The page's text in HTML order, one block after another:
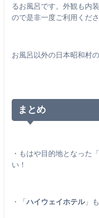
るお風呂です。外観も内
ので是非一度ご利用くださ
お風呂以外の日本昭和村
まとめ
・もはや目的地となった「
い！
・「ハイウェイホテル」